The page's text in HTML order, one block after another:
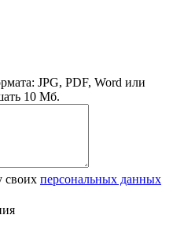
JPG, PDF, Word или
10 Мб.
своих персональных данных